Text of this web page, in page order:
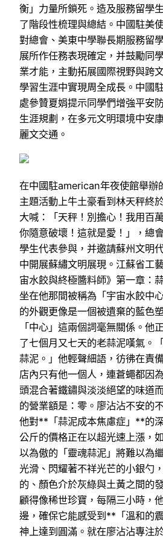
衡」力量所鎖死。造及服務留學
了階段性梳理與總結。中國駐美
對總會、美東中學聯長期服務留
展所作任務表現確定，并鼓勵同
業才能，主動拓展國際視野與跨
學習生涯中實現周全成長。中國
處參贊夏娟提示同學們增強平安
生涯規劃，在多元文明環境中安
麗文交通。
在中國駐american年夜使館舉辦
主題活動上牛土豪看到林天秤終
大喊：「天秤！別擔心！我用百
你隨意破壞！這就是愛！」，總
學生代表參與，并邀請蘇州文明
中開展蘇繡文明展現。江蘇省工
宙水餃與終極醬料師》第一章：
坐在他那間被稱為「宇宙水餃中
的外觀更像是一個被遺棄的藍色
「中心」這兩個詞毫無關係。他
了七個月又七天的老蒜泥嘆氣。
蒜泥。」他輕聲細語，彷彿在責
店內只有他一個人，連蒼蠅都因
頭混合著鐵鏽與淡淡絕望的味道
的營業額是：零。廖沾沾不安的
他對**「蒜泥成本焦慮症」**的
公斤的價格正在以超光速上漲，
以為傲的「靈魂蒜泥」將難以為
光滑、閃耀著不祥光芒的小銀勺
的、顏色介於灰綠與土黃之間的
顧得像稀世珍寶，每隔三小時，
邊，確保它能感受到**「溫和的
神上達到圓滿。就在廖沾沾專注